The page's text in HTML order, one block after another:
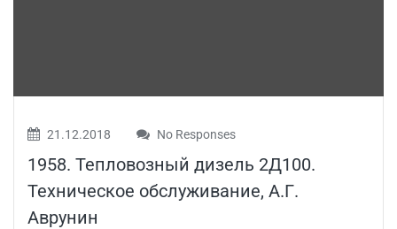
21.12.2018 No Responses
1958. Тепловозный дизель 2Д100.
Техническое обслуживание, А.Г.
Аврунин